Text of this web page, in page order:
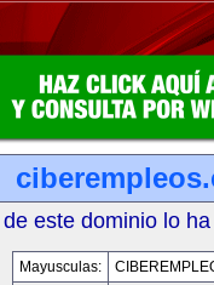
este dominio lo
Mayusculas: